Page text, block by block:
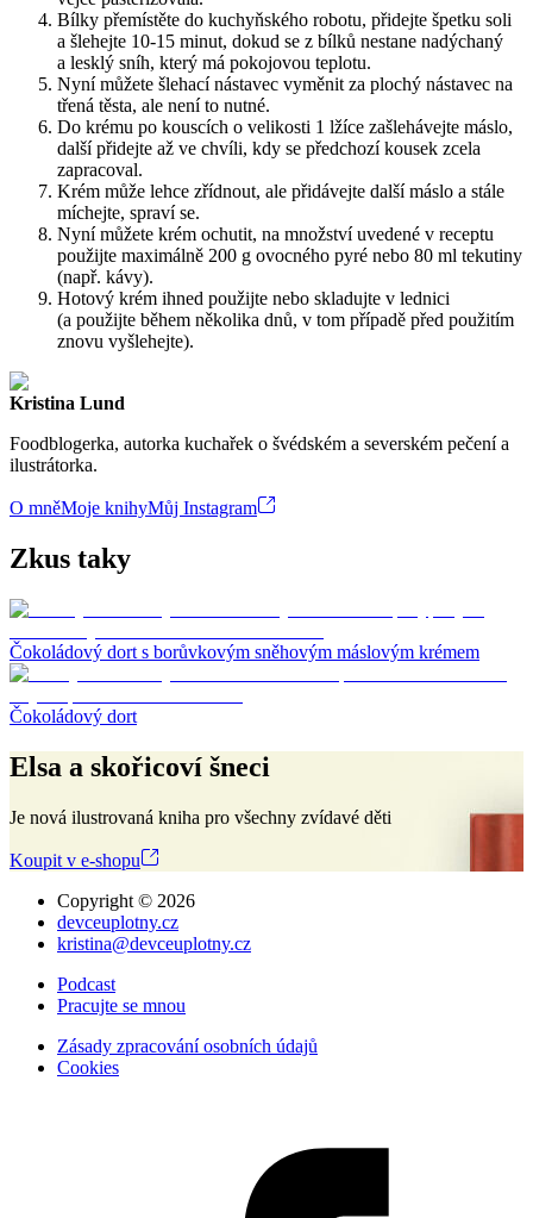
Bílky přemístěte do kuchyňského robotu, přidejte špetku soli
a šlehejte 10-15 minut, dokud se z bílků nestane nadýchaný
a lesklý sníh, který má pokojovou teplotu.
Nyní můžete šlehací nástavec vyměnit za plochý nástavec na
třená těsta, ale není to nutné.
Do krému po kouscích o velikosti 1 lžíce zašlehávejte máslo,
další přidejte až ve chvíli, kdy se předchozí kousek zcela
zapracoval.
Krém může lehce zřídnout, ale přidávejte další máslo a stále
míchejte, spraví se.
Nyní můžete krém ochutit, na množství uvedené v receptu
použijte maximálně 200 g ovocného pyré nebo 80 ml tekutiny
(např. kávy).
Hotový krém ihned použijte nebo skladujte v lednici
(a použijte během několika dnů, v tom případě před použitím
znovu vyšlehejte).
Kristina Lund
Foodblogerka, autorka kuchařek o švédském a severském pečení a
ilustrátorka.
O mněMoje knihyMůj Instagram
Zkus taky
Čokoládový dort s borůvkovým sněhovým máslovým krémem
Čokoládový dort
Elsa a skořicoví šneci
Je nová ilustrovaná kniha pro všechny zvídavé děti
Koupit v e-shopu
Copyright © 2026
devceuplotny.cz
kristina@devceuplotny.cz
Podcast
Pracujte se mnou
Zásady zpracování osobních údajů
Cookies